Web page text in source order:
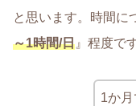
と思います。時間に
～1時間/日 』程度で
1か月